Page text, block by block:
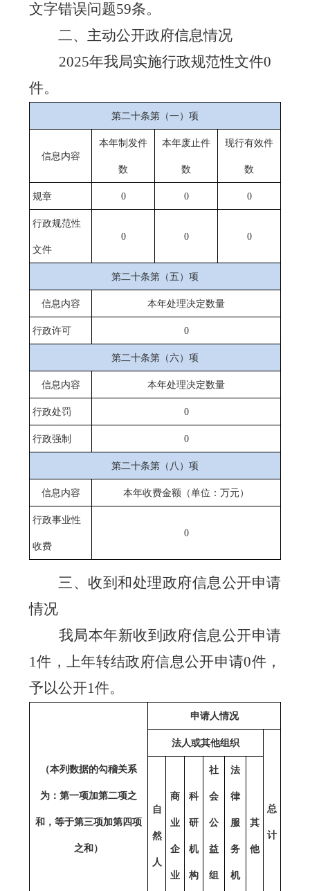
文字错误问题59条。
二、 主动公开政府信息情况
2025年我局实施行政规范性文件0
件。
第二十条第（一）项
信息内容
本年制发件
数
本年废止件
数
现行有效件
数
规章 0 0 0
行政规范性
文件
0 0 0
第二十条第（五）项
信息内容 本年处理决定数量
行政许可 0
第二十条第（六）项
信息内容 本年处理决定数量
行政处罚 0
行政强制 0
第二十条第（八）项
信息内容 本年收费金额（单位：万元）
行政事业性
收费
0
三、收到和处理政府信息公开申请
情况
我局本年新收到政府信息公开申请
1件，上年转结政府信息公开申请0件，
予以公开1件。
（本列数据的勾稽关系
为：第一项加第二项之
和，等于第三项加第四项
之和）
申请人情况
法人或其他组织
总
计
自
然
人
商
业
企
业
科
研
机
构
社
会
公
益
组
法
律
服
务
机
其
他